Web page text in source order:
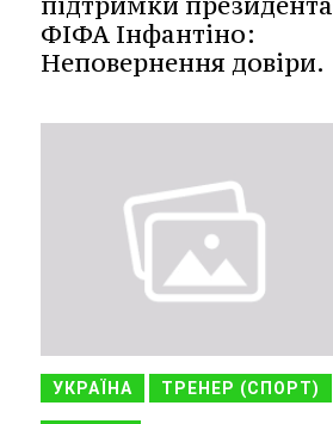
ФІФА Інфантіно:
Неповернення довіри.
УКРАЇНА ТРЕНЕР (СПОРТ)